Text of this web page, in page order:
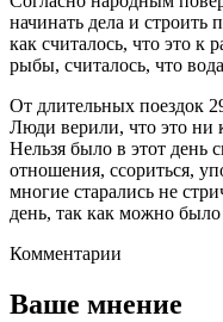
начинать дела и строить
как считалось, что это к
рыбы, считалось, что
От длительных поездок
Люди верили, что это ни
Нельзя было в этот день
отношения, ссориться,
многие старались не
день, так как можно было
Комментарии
Ваше мнение